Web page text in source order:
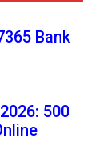
Bank
500